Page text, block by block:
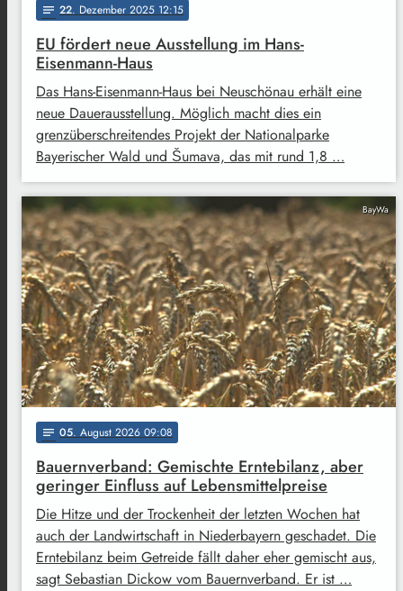
notes 22. Dezember 2025 12:15
EU fördert neue Ausstellung im Hans-
Eisenmann-Haus
Das Hans-Eisenmann-Haus bei Neuschönau erhält eine
neue Dauerausstellung. Möglich macht dies ein
grenzüberschreitendes Projekt der Nationalparke
Bayerischer Wald und Šumava, das mit rund 1,8 …
BayWa
notes 05. August 2026 09:08
Bauernverband: Gemischte Erntebilanz, aber
geringer Einfluss auf Lebensmittelpreise
Die Hitze und der Trockenheit der letzten Wochen hat
auch der Landwirtschaft in Niederbayern geschadet. Die
Erntebilanz beim Getreide fällt daher eher gemischt aus,
sagt Sebastian Dickow vom Bauernverband. Er ist …